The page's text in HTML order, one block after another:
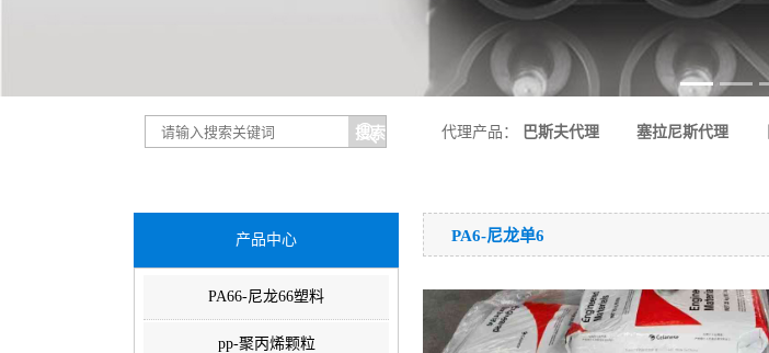
代理产品： 巴斯夫代理 塞拉尼斯代理
产品中心
PA66-尼龙66塑料
pp-聚丙烯颗粒
PA6-尼龙单6